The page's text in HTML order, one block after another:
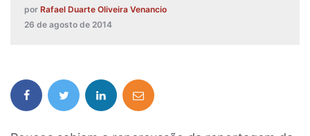
por Rafael Duarte Oliveira Venancio
26 de agosto de 2014